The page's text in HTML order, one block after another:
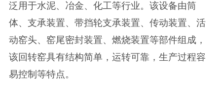
泛用于水泥、冶金、化工等行业。该设备由筒
体、支承装置、带挡轮支承装置、传动装置、活
动窑头、窑尾密封装置、燃烧装置等部件组成，
该回转窑具有结构简单，运转可靠，生产过程容
易控制等特点。